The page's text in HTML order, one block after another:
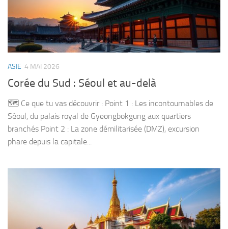
ASIE 4 MAI 2026
Corée du Sud : Séoul et au-delà
🗺️ Ce que tu vas découvrir : Point 1 : Les incontournables de
Séoul, du palais royal de Gyeongbokgung aux quartiers
branchés Point 2 : La zone démilitarisée (DMZ), excursion
phare depuis la capitale...